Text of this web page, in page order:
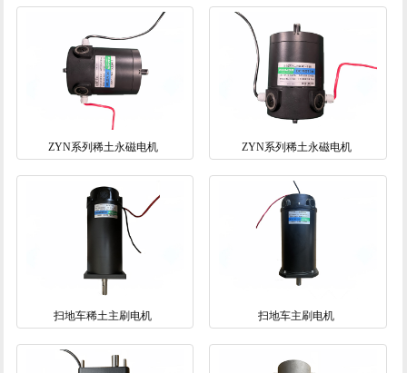
ZYN系列稀土永磁电机 ZYN系列稀土永磁电机
扫地车稀土主刷电机 扫地车主刷电机